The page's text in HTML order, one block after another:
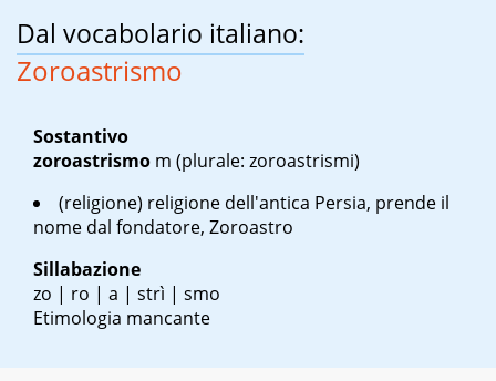
Dal vocabolario italiano:
Zoroastrismo
Sostantivo
zoroastrismo m (plurale: zoroastrismi)
(religione) religione dell'antica Persia, prende il
nome dal fondatore, Zoroastro
Sillabazione
zo | ro | a | strì | smo
Etimologia mancante